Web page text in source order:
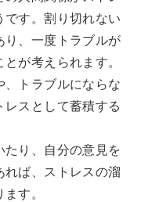
す。割り切れない
り、一度トラブルが
が考えられます。
、トラブルにならな
スとして蓄積する
り、自分の意見を
ば、ストレスの溜
す。